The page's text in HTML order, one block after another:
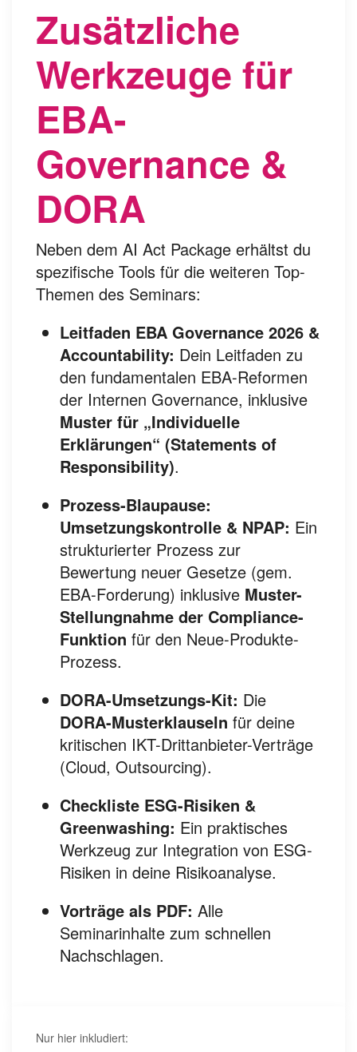
Zusätzliche
Werkzeuge für
EBA-
Governance &
DORA
Neben dem AI Act Package erhältst du
spezifische Tools für die weiteren Top-
Themen des Seminars:
Leitfaden EBA Governance 2026 &
Accountability: Dein Leitfaden zu
den fundamentalen EBA-Reformen
der Internen Governance, inklusive
Muster für „Individuelle
Erklärungen“ (Statements of
Responsibility).
Prozess-Blaupause:
Umsetzungskontrolle & NPAP: Ein
strukturierter Prozess zur
Bewertung neuer Gesetze (gem.
EBA-Forderung) inklusive Muster-
Stellungnahme der Compliance-
Funktion für den Neue-Produkte-
Prozess.
DORA-Umsetzungs-Kit: Die
DORA-Musterklauseln für deine
kritischen IKT-Drittanbieter-Verträge
(Cloud, Outsourcing).
Checkliste ESG-Risiken &
Greenwashing: Ein praktisches
Werkzeug zur Integration von ESG-
Risiken in deine Risikoanalyse.
Vorträge als PDF: Alle
Seminarinhalte zum schnellen
Nachschlagen.
Nur hier inkludiert: